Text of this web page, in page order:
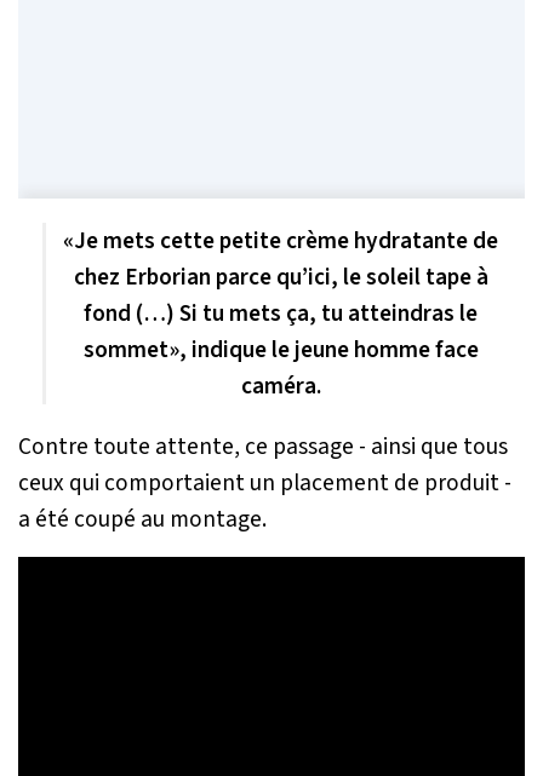
«Je mets cette petite crème hydratante de
chez Erborian parce qu’ici, le soleil tape à
fond (…) Si tu mets ça, tu atteindras le
sommet», indique le jeune homme face
caméra.
Contre toute attente, ce passage - ainsi que tous
ceux qui comportaient un placement de produit -
a été coupé au montage.